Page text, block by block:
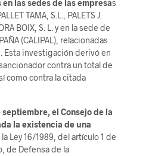
las sedes de las empresas
TAMA, S.L., PALETS J.
BOIX, S. L. y en la sede de
(CALIPAL), relacionadas
Esta investigación derivó en
contra un total de
como contra la citada
el Consejo de la
la existencia de una
Ley 16/1989, del artículo 1 de
de Defensa de la